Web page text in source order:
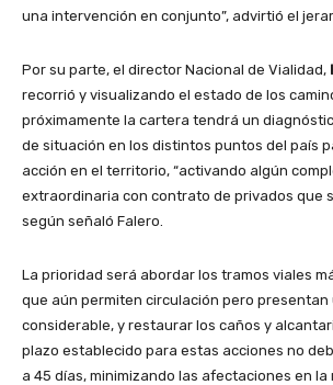
una intervención en conjunto”, advirtió el
Por su parte, el director Nacional de Vialidad,
recorrió y visualizando el estado de los
próximamente la cartera tendrá un
de situación en los distintos puntos del país
acción en el territorio, “activando algún
extraordinaria con contrato de privados que
según señaló Falero.
La prioridad será abordar los tramos viales
que aún permiten circulación pero presentan
considerable, y restaurar los caños y
plazo establecido para estas acciones no
a 45 días, minimizando las afectaciones en la